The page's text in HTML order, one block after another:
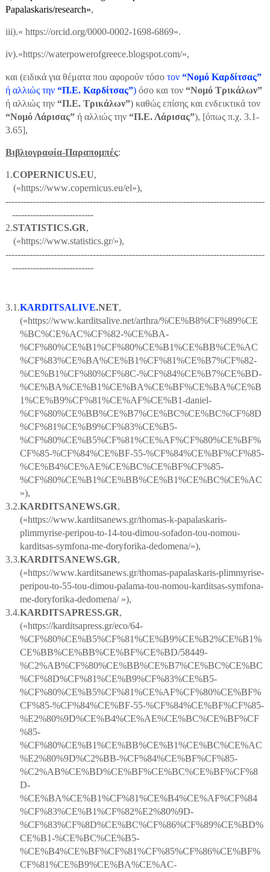
Papalaskaris/research»,
iii).« https://orcid.org/0000-0002-1698-6869».
iv).«https://waterpowerofgreece.blogspot.com/»,
και (ειδικά για θέματα που αφορούν τόσο τον “Νομό Καρδίτσας”
ή αλλιώς την“Π.Ε. Καρδίτσας”)όσο και τον “Νομό Τρικάλων”
ή αλλιώς την“Π.Ε. Τρικάλων”) καθώς επίσης και ενδεικτικά τον
“Νομό Λάρισας” ή αλλιώς την“Π.Ε. Λάρισας”), [όπως π.χ. 3.1-
3.65],
Βιβλιογραφία-Παραπομπές:
1.COPERNICUS.EU,
(«https://www.copernicus.eu/el»),
--------------------------------------------------------------------------------------
---------------------------
2.STATISTICS.GR,
(«https://www.statistics.gr/»),
--------------------------------------------------------------------------------------
---------------------------
3.1.KARDITSALIVE.NET,
(«https://www.karditsalive.net/arthra/%CE%B8%CF%89%CE
%BC%CE%AC%CF%82-%CE%BA-
%CF%80%CE%B1%CF%80%CE%B1%CE%BB%CE%AC
%CF%83%CE%BA%CE%B1%CF%81%CE%B7%CF%82-
%CE%B1%CF%80%CF%8C-%CF%84%CE%B7%CE%BD-
%CE%BA%CE%B1%CE%BA%CE%BF%CE%BA%CE%B
1%CE%B9%CF%81%CE%AF%CE%B1-daniel-
%CF%80%CE%BB%CE%B7%CE%BC%CE%BC%CF%8D
%CF%81%CE%B9%CF%83%CE%B5-
%CF%80%CE%B5%CF%81%CE%AF%CF%80%CE%BF%
CF%85-%CF%84%CE%BF-55-%CF%84%CE%BF%CF%85-
%CE%B4%CE%AE%CE%BC%CE%BF%CF%85-
%CF%80%CE%B1%CE%BB%CE%B1%CE%BC%CE%AC
»),
3.2.KARDITSANEWS.GR,
(«https://www.karditsanews.gr/thomas-k-papalaskaris-
plimmyrise-peripou-to-14-tou-dimou-sofadon-tou-nomou-
karditsas-symfona-me-doryforika-dedomena/»),
3.3.KARDITSANEWS.GR,
(«https://www.karditsanews.gr/thomas-papalaskaris-plimmyrise-
peripou-to-55-tou-dimou-palama-tou-nomou-karditsas-symfona-
me-doryforika-dedomena/ »),
3.4.KARDITSAPRESS.GR,
(«https://karditsapress.gr/eco/64-
%CF%80%CE%B5%CF%81%CE%B9%CE%B2%CE%B1%
CE%BB%CE%BB%CE%BF%CE%BD/58449-
%C2%AB%CF%80%CE%BB%CE%B7%CE%BC%CE%BC
%CF%8D%CF%81%CE%B9%CF%83%CE%B5-
%CF%80%CE%B5%CF%81%CE%AF%CF%80%CE%BF%
CF%85-%CF%84%CE%BF-55-%CF%84%CE%BF%CF%85-
%E2%80%9D%CE%B4%CE%AE%CE%BC%CE%BF%CF
%85-
%CF%80%CE%B1%CE%BB%CE%B1%CE%BC%CE%AC
%E2%80%9D%C2%BB-%CF%84%CE%BF%CF%85-
%C2%AB%CE%BD%CE%BF%CE%BC%CE%BF%CF%8
D-
%CE%BA%CE%B1%CF%81%CE%B4%CE%AF%CF%84
%CF%83%CE%B1%CF%82%E2%80%9D-
%CF%83%CF%8D%CE%BC%CF%86%CF%89%CE%BD%
CE%B1-%CE%BC%CE%B5-
%CE%B4%CE%BF%CF%81%CF%85%CF%86%CE%BF%
CF%81%CE%B9%CE%BA%CE%AC-